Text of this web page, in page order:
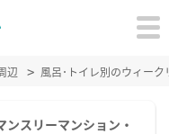
辺 風呂･トイレ別のウィー
スリーマンション・